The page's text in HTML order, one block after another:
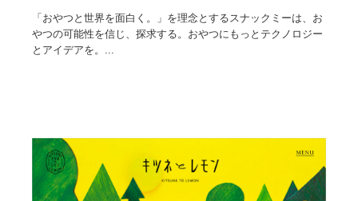
「おやつと世界を面白く。」を理念とするスナックミーは、お
やつの可能性を信じ、探求する。おやつにもっとテクノロジー
とアイデアを。...